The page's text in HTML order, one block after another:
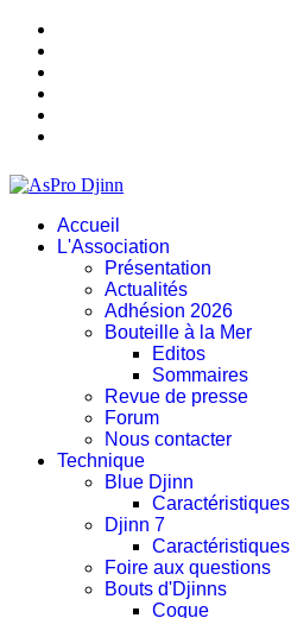
Accueil
L'Association
Présentation
Actualités
Adhésion 2026
Bouteille à la Mer
Editos
Sommaires
Revue de presse
Forum
Nous contacter
Technique
Blue Djinn
Caractéristiques
Djinn 7
Caractéristiques
Foire aux questions
Bouts d'Djinns
Coque